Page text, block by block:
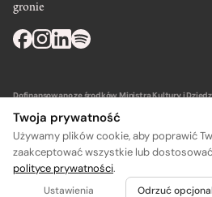
gronie
Dofinansowano ze środków Ministra Kultury i
Wydawca: SIW Znak w Krakowie
Twoja prywatność
Używamy plików cookie, aby poprawić
zaakceptować wszystkie lub
polityce prywatności.
Ustawienia Odrzuć